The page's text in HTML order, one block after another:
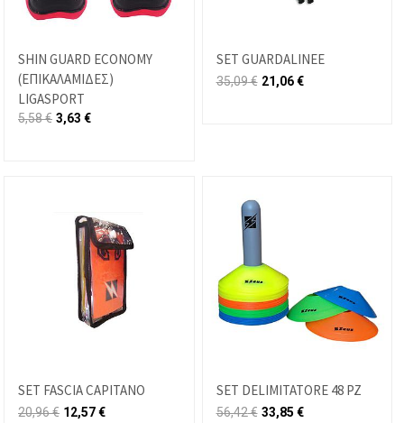
SHIN GUARD ECONOMY
(ΕΠΙΚΑΛΑΜΙΔΕΣ)
LIGASPORT
5,58€ 3,63 €
SET GUARDALINEE
35,09€ 21,06€
SET FASCIA CAPITANO
20,96€ 12,57€
SET DELIMITATORE 48 PZ
56,42€ 33,85 €